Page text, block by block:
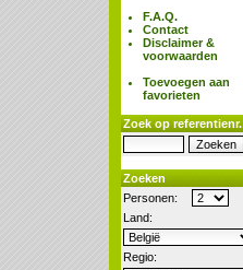
F.A.Q.
Contact
Disclaimer &
voorwaarden
Toevoegen aan
favorieten
Zoek op referentienr.
Zoeken
Personen:
Land:
Regio: